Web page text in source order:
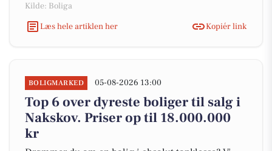
Kilde: Boliga
Læs hele artiklen her
Kopiér link
BOLIGMARKED 05-08-2026 13:00
Top 6 over dyreste boliger til salg i
Nakskov. Priser op til 18.000.000
kr